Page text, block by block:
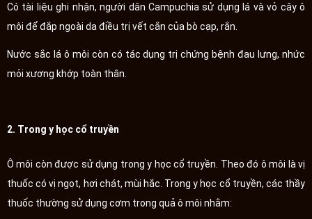
Có tài liệu ghi nhận, người dân Campuchia sử dụng lá và vỏ cây ô
môi để đắp ngoài da điều trị vết cắn của bò cạp, rắn.
Nước sắc lá ô môi còn có tác dụng trị chứng bệnh đau lưng, nhức
mỏi xương khớp toàn thân.
2. Trong y học cổ truyền
Ô môi còn được sử dụng trong y học cổ truyền. Theo đó ô môi là vị
thuốc có vị ngọt, hơi chát, mùi hắc. Trong y học cổ truyền, các thầy
thuốc thường sử dụng cơm trong quả ô môi nhằm: